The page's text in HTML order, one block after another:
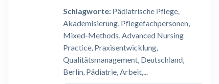
Schlagworte:Pädiatrische Pflege,
Akademisierung, Pflegefachpersonen,
Mixed-Methods, Advanced Nursing
Practice, Praxisentwicklung,
Qualitätsmanagement, Deutschland,
Berlin, Pädiatrie, Arbeit,...